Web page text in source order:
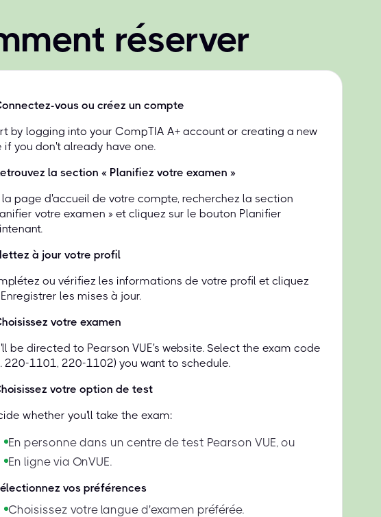
réserver
vous ou créez un compte
by logging into your CompTIA A+ account or creating a new
if you don't already have one.
la section « Planifiez votre examen »
la page d'accueil de votre compte, recherchez la section
votre examen » et cliquez sur le bouton Planifier
à jour votre profil
ou vérifiez les informations de votre profil et cliquez
les mises à jour.
votre examen
be directed to Pearson VUE's website. Select the exam code
220-1101, 220-1102) you want to schedule.
votre option de test
whether you'll take the exam:
En personne dans un centre de test Pearson VUE, ou
En ligne via OnVUE.
vos préférences
Choisissez votre langue d'examen préférée.